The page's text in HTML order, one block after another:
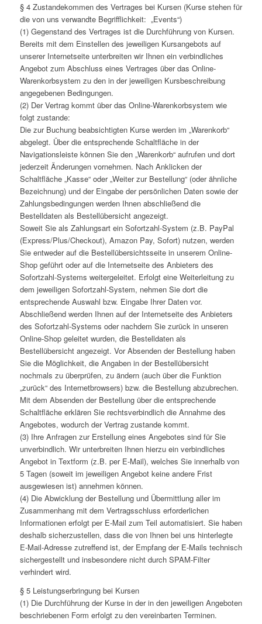
§ 4 Zustandekommen des Vertrages bei Kursen (Kurse stehen für
die von uns verwandte Begrifflichkeit: „Events“)
(1) Gegenstand des Vertrages ist die Durchführung von Kursen.
Bereits mit dem Einstellen des jeweiligen Kursangebots auf
unserer Internetseite unterbreiten wir Ihnen ein verbindliches
Angebot zum Abschluss eines Vertrages über das Online-
Warenkorbsystem zu den in der jeweiligen Kursbeschreibung
angegebenen Bedingungen.
(2) Der Vertrag kommt über das Online-Warenkorbsystem wie
folgt zustande:
Die zur Buchung beabsichtigten Kurse werden im „Warenkorb“
abgelegt. Über die entsprechende Schaltfläche in der
Navigationsleiste können Sie den „Warenkorb“ aufrufen und dort
jederzeit Änderungen vornehmen. Nach Anklicken der
Schaltfläche „Kasse“ oder „Weiter zur Bestellung“ (oder ähnliche
Bezeichnung) und der Eingabe der persönlichen Daten sowie der
Zahlungsbedingungen werden Ihnen abschließend die
Bestelldaten als Bestellübersicht angezeigt.
Soweit Sie als Zahlungsart ein Sofortzahl-System (z.B. PayPal
(Express/Plus/Checkout), Amazon Pay, Sofort) nutzen, werden
Sie entweder auf die Bestellübersichtsseite in unserem Online-
Shop geführt oder auf die Internetseite des Anbieters des
Sofortzahl-Systems weitergeleitet. Erfolgt eine Weiterleitung zu
dem jeweiligen Sofortzahl-System, nehmen Sie dort die
entsprechende Auswahl bzw. Eingabe Ihrer Daten vor.
Abschließend werden Ihnen auf der Internetseite des Anbieters
des Sofortzahl-Systems oder nachdem Sie zurück in unseren
Online-Shop geleitet wurden, die Bestelldaten als
Bestellübersicht angezeigt. Vor Absenden der Bestellung haben
Sie die Möglichkeit, die Angaben in der Bestellübersicht
nochmals zu überprüfen, zu ändern (auch über die Funktion
„zurück“ des Internetbrowsers) bzw. die Bestellung abzubrechen.
Mit dem Absenden der Bestellung über die entsprechende
Schaltfläche erklären Sie rechtsverbindlich die Annahme des
Angebotes, wodurch der Vertrag zustande kommt.
(3) Ihre Anfragen zur Erstellung eines Angebotes sind für Sie
unverbindlich. Wir unterbreiten Ihnen hierzu ein verbindliches
Angebot in Textform (z.B. per E-Mail), welches Sie innerhalb von
5 Tagen (soweit im jeweiligen Angebot keine andere Frist
ausgewiesen ist) annehmen können.
(4) Die Abwicklung der Bestellung und Übermittlung aller im
Zusammenhang mit dem Vertragsschluss erforderlichen
Informationen erfolgt per E-Mail zum Teil automatisiert. Sie haben
deshalb sicherzustellen, dass die von Ihnen bei uns hinterlegte
E-Mail-Adresse zutreffend ist, der Empfang der E-Mails technisch
sichergestellt und insbesondere nicht durch SPAM-Filter
verhindert wird.
§ 5 Leistungserbringung bei Kursen
(1) Die Durchführung der Kurse in der in den jeweiligen Angeboten
beschriebenen Form erfolgt zu den vereinbarten Terminen.